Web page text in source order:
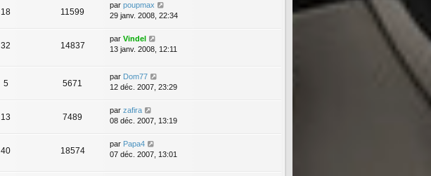
18 11599
par poupmax
29 janv. 2008, 22:34
32 14837
par Vindel
13 janv. 2008, 12:11
5 5671
par Dom77
12 déc. 2007, 23:29
13 7489
par zafira
08 déc. 2007, 13:19
40 18574
par Papa4
07 déc. 2007, 13:01